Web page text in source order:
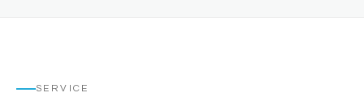
SERVICE